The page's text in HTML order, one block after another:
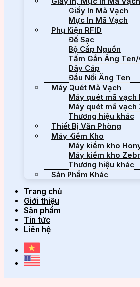
Giấy In Mã Vạch
Mực In Mã Vạch
Phụ Kiện RFID
Đế Sạc
Bộ Cấp Nguồn
Tấm Gắn Ăng
Dây Cáp
Đầu Nối Ăng Ten
Máy Quét Mã Vạch
Máy quét mã vạch
Máy quét mã vạch
Thương hiệu khác
Thiết Bị Văn Phòng
Máy Kiểm Kho
Máy kiểm kho
Máy kiểm kho
Thương hiệu khác
Sản Phẩm Khác
Trang chủ
Giới thiệu
Sản phẩm
Tin tức
Liên hệ